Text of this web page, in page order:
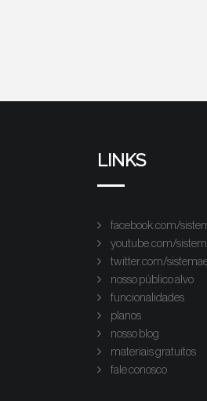
LINKS
facebook.com/
youtube.com/
twitter.com/
nosso público alvo
funcionalidades
planos
nosso blog
materiais gratuitos
fale conosco